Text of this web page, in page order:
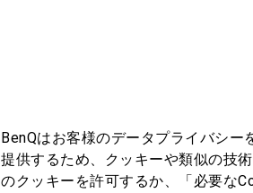
BenQはお客様のデータプライバシ
提供するため、クッキーや類似の技
のクッキーを許可するか、「必要な